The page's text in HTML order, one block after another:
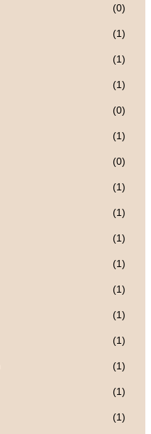
(0)
(1)
(1)
(1)
(0)
(1)
(0)
(1)
(1)
(1)
(1)
(1)
(1)
(1)
(1)
(1)
(1)